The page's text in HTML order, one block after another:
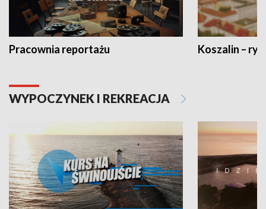
Pracownia reportażu Koszalin –
WYPOCZYNEK I REKREACJA